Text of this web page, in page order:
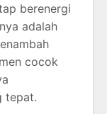
berenergi
adalah
cocok
tepat.